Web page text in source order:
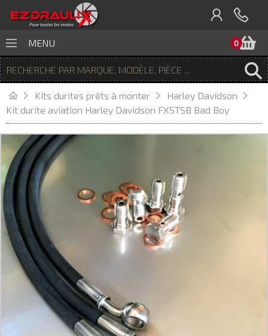
0
MENU
Kits durites prêts à monter
Harley Davidson
Kit durite aviation Harley Davidson FXSTSB Bad Boy